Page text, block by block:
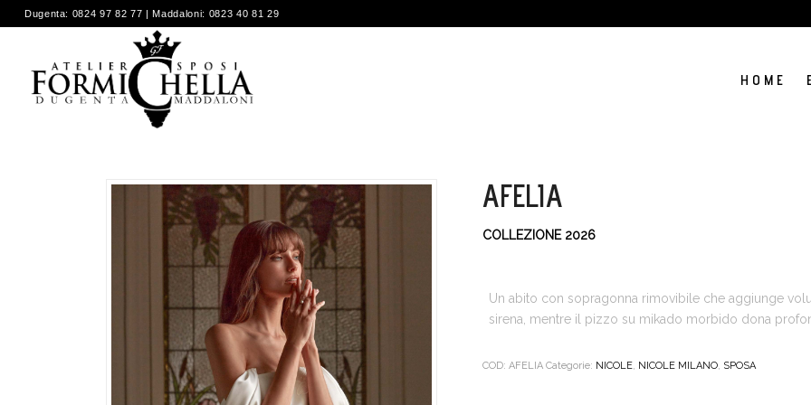
Dugenta: 0824 97 82 77 | Maddaloni: 0823 40 81 29
H O M E
AFELIA
COLLEZIONE 2026
Un abito con sopragonna rimovibile che aggiunge
sirena, mentre il pizzo su mikado morbido dona
COD:AFELIA Categorie: NICOLE, NICOLE MILANO, SPOSA